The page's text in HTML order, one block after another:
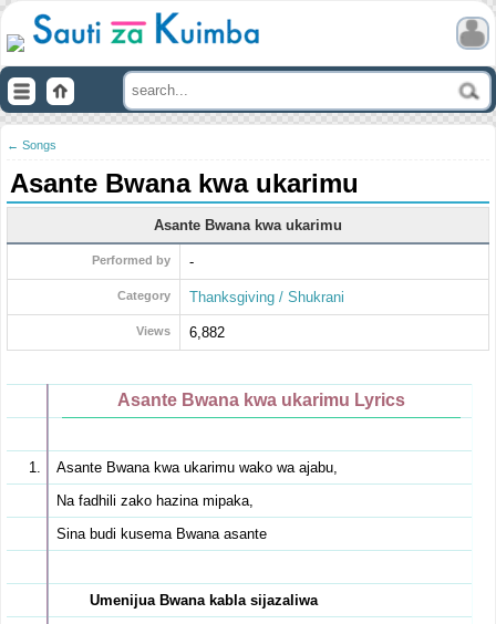
← Songs
Asante Bwana kwa ukarimu
Asante Bwana kwa ukarimu
Performed by -
Category Thanksgiving / Shukrani
Views 6,882
Asante Bwana kwa ukarimu Lyrics
Asante Bwana kwa ukarimu wako wa ajabu,
Na fadhili zako hazina mipaka,
Sina budi kusema Bwana asante
Umenijua Bwana kabla sijazaliwa